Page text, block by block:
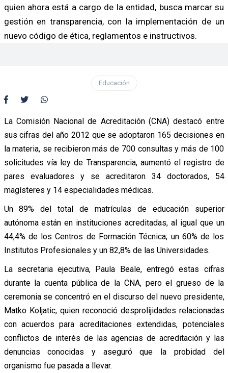
quien ahora está a cargo de la entidad, busca marcar su
gestión en transparencia, con la implementación de un
nuevo código de ética, reglamentos e instructivos.
Educación
La Comisión Nacional de Acreditación (CNA) destacó entre
sus cifras del año 2012 que se adoptaron 165 decisiones en
la materia, se recibieron más de 700 consultas y más de 100
solicitudes vía ley de Transparencia, aumentó el registro de
pares evaluadores y se acreditaron 34 doctorados, 54
magísteres y 14 especialidades médicas.
Un 89% del total de matrículas de educación superior
autónoma están en instituciones acreditadas, al igual que un
44,4% de los Centros de Formación Técnica; un 60% de los
Institutos Profesionales y un 82,8% de las Universidades.
La secretaria ejecutiva, Paula Beale, entregó estas cifras
durante la cuenta pública de la CNA, pero el grueso de la
ceremonia se concentró en el discurso del nuevo presidente,
Matko Koljatic, quien reconoció desprolijidades relacionadas
con acuerdos para acreditaciones extendidas, potenciales
conflictos de interés de las agencias de acreditación y las
denuncias conocidas y aseguró que la probidad del
organismo fue pasada a llevar.